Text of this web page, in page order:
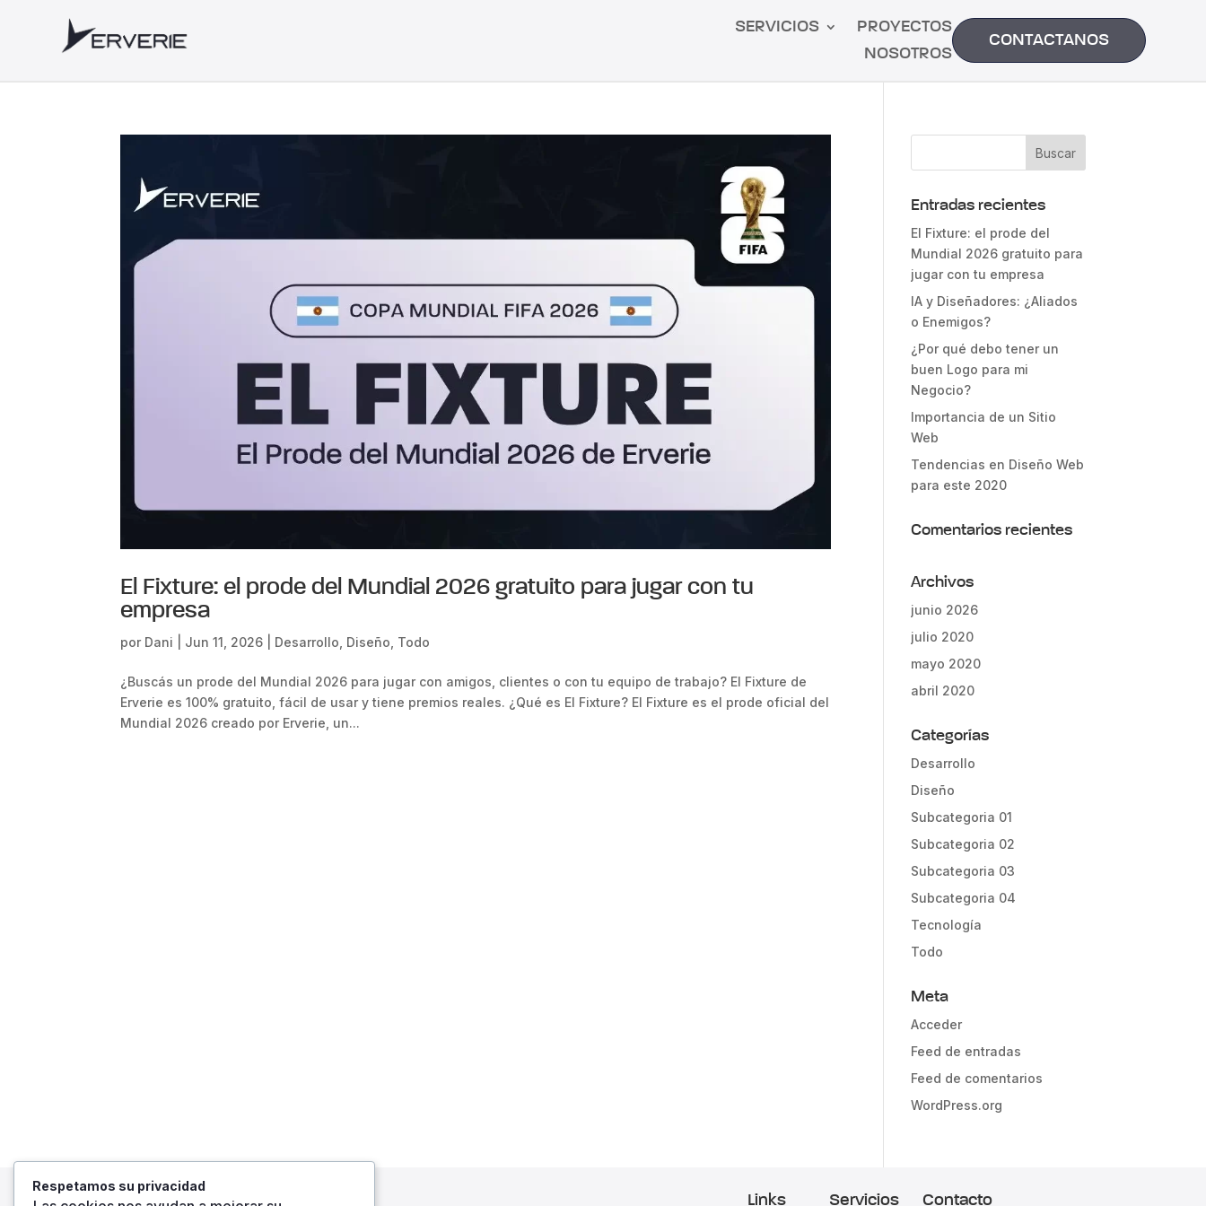
SERVICIOS
PROYECTOS
NOSOTROS
CONTACTANOS
El Fixture: el prode del Mundial 2026 gratuito para jugar con tu
empresa
por Dani Jun 11, 2026 Desarrollo Diseño Todo
¿Buscás un prode del Mundial 2026 para jugar con amigos, clientes o con tu equipo de trabajo? El Fixture de
Erverie es 100% gratuito, fácil de usar y tiene premios reales. ¿Qué es El Fixture? El Fixture es el prode oficial del
Mundial 2026 creado por Erverie, un...
Entradas recientes
El Fixture: el prode del
Mundial 2026 gratuito para
jugar con tu empresa
IA y Diseñadores: ¿Aliados
o Enemigos?
¿Por qué debo tener un
buen Logo para mi
Negocio?
Importancia de un Sitio
Web
Tendencias en Diseño Web
para este 2020
Comentarios recientes
Archivos
junio 2026
julio 2020
mayo 2020
abril 2020
Categorías
Desarrollo
Diseño
Subcategoria 01
Subcategoria 02
Subcategoria 03
Subcategoria 04
Tecnología
Todo
Meta
Acceder
Feed de entradas
Feed de comentarios
WordPress.org
Links Servicios Contacto
Respetamos su privacidad